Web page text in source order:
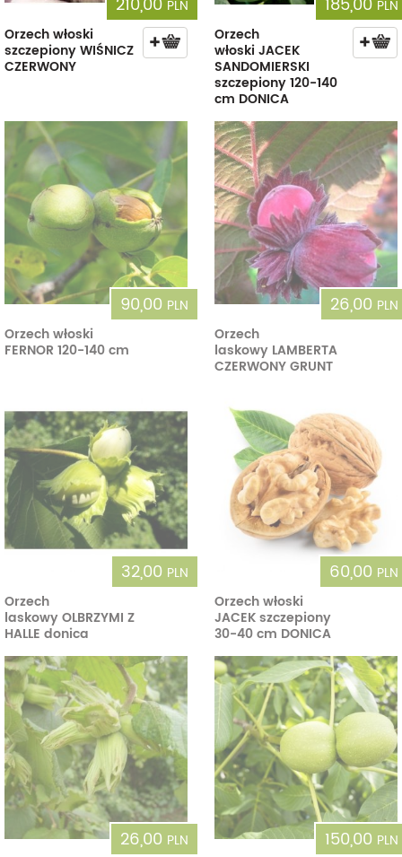
PLN
Orzech włoski
szczepiony WIŚNICZ
CZERWONY
PLN
Orzech
włoski JACEK
SANDOMIERSKI
szczepiony 120-140
cm DONICA
90,00 PLN
Orzech włoski
FERNOR 120-140 cm
26,00 PLN
Orzech
laskowy LAMBERTA
CZERWONY GRUNT
32,00 PLN
Orzech
laskowy OLBRZYMI Z
HALLE donica
60,00 PLN
Orzech włoski
JACEK szczepiony
30-40 cm DONICA
26,00 PLN
150,00 PLN